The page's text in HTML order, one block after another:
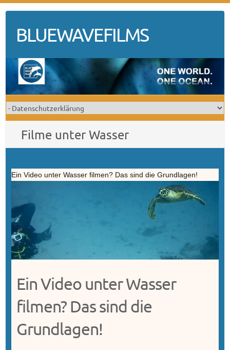
contentBLUEWAVEFILMS
Filme unter Wasser
Ein Video unter Wasser filmen? Das sind die Grundlagen!
Ein Video unter Wasser
filmen? Das sind die
Grundlagen!